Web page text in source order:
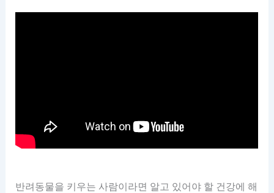
반려동물을 키우는 사람이라면 알고 있어야 할 건강에 해